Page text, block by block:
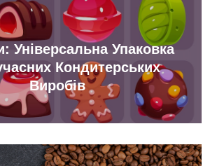
Універсальна Упаковка
Кондитерських
Виробів